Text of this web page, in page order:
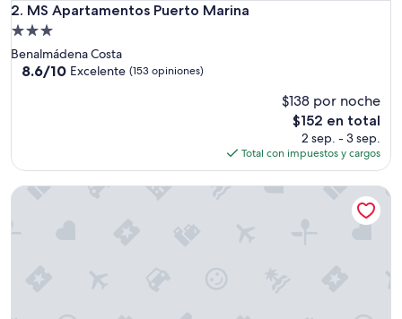
2. MS Apartamentos Puerto Marina
MS Apartamentos Puerto Marina
Propiedad
de
3.0
Benalmádena Costa
8.6
8.6/10 Excelente (153 opiniones)
$138 por noche
El
precio
actual
es
de
$152 en total
2 sep. - 3 sep.
Total con impuestos y cargos
Sahara Sunset